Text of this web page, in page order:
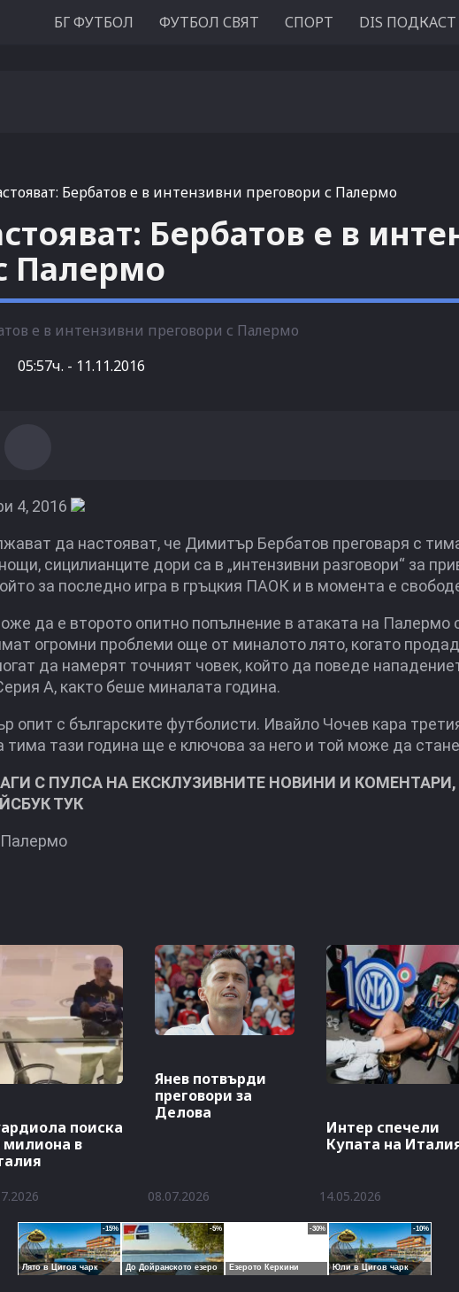
БГ ФУТБОЛ ФУТБОЛ СВЯТ СПОРТ DIS ПОДКАСТ
Бербатов е в интензивни преговори с Палермо
Бербатов е в
Палермо
05:57ч. - 11.11.2016
4, 2016
да настояват, че Димитър Бербатов преговаря с
сицилианците дори са в „интензивни разговори“ за
за последно игра в гръцкия ПАОК и в момента е
да е второто опитно попълнение в атаката на Палермо
огромни проблеми още от миналото лято, когато
да намерят точният човек, който да поведе
А, както беше миналата година.
опит с българските футболисти. Ивайло Чочев кара
тази година ще е ключова за него и той може да
С ПУЛСА НА ЕКСКЛУЗИВНИТЕ НОВИНИ И КОМЕНТАРИ,
ТУК
поиска
милиона в
Янев потвърди
преговори за
Делова
08.07.2026
Интер спечели
Купата на
14.05.2026